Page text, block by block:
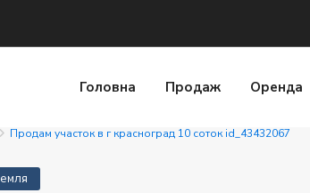
Головна Продаж Оренда
Продам участок в г красноград 10 соток id_43432067